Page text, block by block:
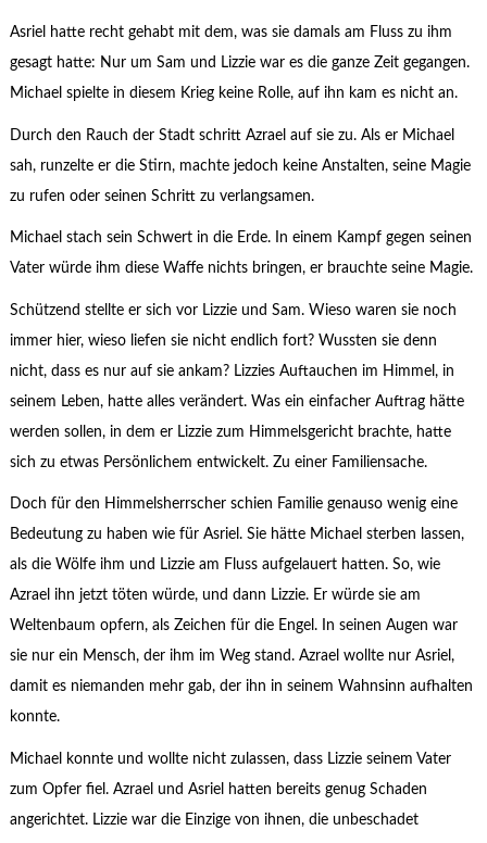
Asriel hatte recht gehabt mit dem, was sie damals am Fluss zu ihm
gesagt hatte: Nur um Sam und Lizzie war es die ganze Zeit gegangen.
Michael spielte in diesem Krieg keine Rolle, auf ihn kam es nicht an.
Durch den Rauch der Stadt schritt Azrael auf sie zu. Als er Michael
sah, runzelte er die Stirn, machte jedoch keine Anstalten, seine Magie
zu rufen oder seinen Schritt zu verlangsamen.
Michael stach sein Schwert in die Erde. In einem Kampf gegen seinen
Vater würde ihm diese Waffe nichts bringen, er brauchte seine Magie.
Schützend stellte er sich vor Lizzie und Sam. Wieso waren sie noch
immer hier, wieso liefen sie nicht endlich fort? Wussten sie denn
nicht, dass es nur auf sie ankam? Lizzies Auftauchen im Himmel, in
seinem Leben, hatte alles verändert. Was ein einfacher Auftrag hätte
werden sollen, in dem er Lizzie zum Himmelsgericht brachte, hatte
sich zu etwas Persönlichem entwickelt. Zu einer Familiensache.
Doch für den Himmelsherrscher schien Familie genauso wenig eine
Bedeutung zu haben wie für Asriel. Sie hätte Michael sterben lassen,
als die Wölfe ihm und Lizzie am Fluss aufgelauert hatten. So, wie
Azrael ihn jetzt töten würde, und dann Lizzie. Er würde sie am
Weltenbaum opfern, als Zeichen für die Engel. In seinen Augen war
sie nur ein Mensch, der ihm im Weg stand. Azrael wollte nur Asriel,
damit es niemanden mehr gab, der ihn in seinem Wahnsinn aufhalten
konnte.
Michael konnte und wollte nicht zulassen, dass Lizzie seinem Vater
zum Opfer fiel. Azrael und Asriel hatten bereits genug Schaden
angerichtet. Lizzie war die Einzige von ihnen, die unbeschadet